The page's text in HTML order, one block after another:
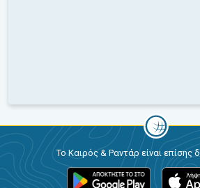
Το Καιρός & Ραντάρ είναι επίσης